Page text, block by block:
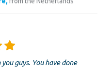
guys. You have done